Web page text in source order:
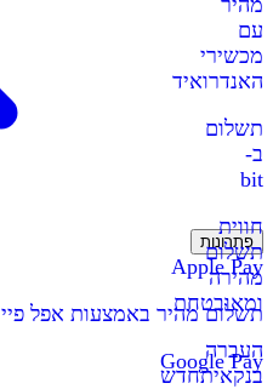
מהיר
עם
מכשירי
האנדרואיד
תשלום
ב-
bit
חווית
תשלום
מהירה
ומאובטחת
העברה
בנקאיתחדש
פתרונות
Apple Pay
תשלום מהיר באמצעות אפל פיי
Google Pay